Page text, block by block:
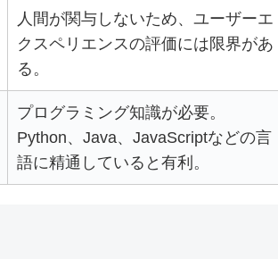
人間が関与しないため、ユーザーエ
クスペリエンスの評価には限界があ
る。
プログラミング知識が必要。
Python、Java、JavaScriptなどの言
語に精通していると有利。